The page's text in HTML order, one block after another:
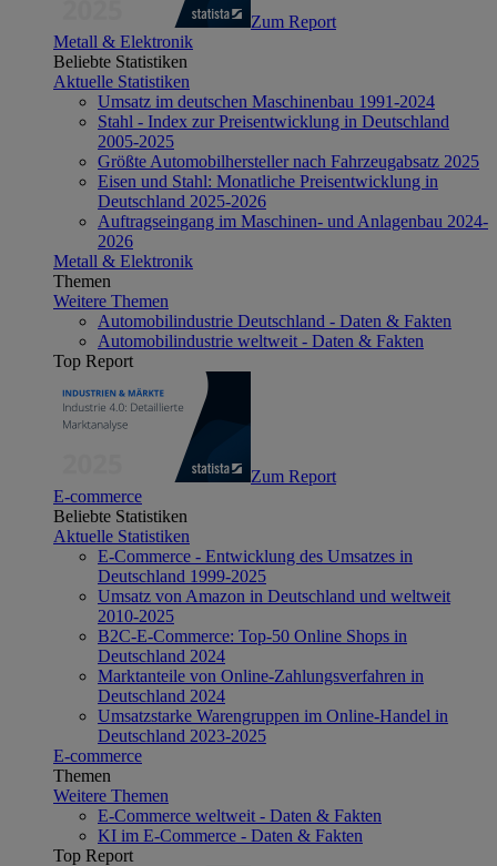
Zum Report
Metall & Elektronik
Beliebte Statistiken
Aktuelle Statistiken
Umsatz im deutschen Maschinenbau 1991-2024
Stahl - Index zur Preisentwicklung in Deutschland
2005-2025
Größte Automobilhersteller nach Fahrzeugabsatz 2025
Eisen und Stahl: Monatliche Preisentwicklung in
Deutschland 2025-2026
Auftragseingang im Maschinen- und Anlagenbau 2024-
2026
Metall & Elektronik
Themen
Weitere Themen
Automobilindustrie Deutschland - Daten & Fakten
Automobilindustrie weltweit - Daten & Fakten
Top Report
Zum Report
E-commerce
Beliebte Statistiken
Aktuelle Statistiken
E-Commerce - Entwicklung des Umsatzes in
Deutschland 1999-2025
Umsatz von Amazon in Deutschland und weltweit
2010-2025
B2C-E-Commerce: Top-50 Online Shops in
Deutschland 2024
Marktanteile von Online-Zahlungsverfahren in
Deutschland 2024
Umsatzstarke Warengruppen im Online-Handel in
Deutschland 2023-2025
E-commerce
Themen
Weitere Themen
E-Commerce weltweit - Daten & Fakten
KI im E-Commerce - Daten & Fakten
Top Report